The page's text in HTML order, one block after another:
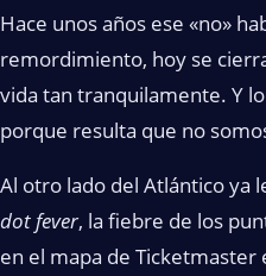
Hace unos años ese «no»
remordimiento, hoy se
vida tan tranquilamente. Y
porque resulta que no
Al otro lado del Atlántico ya
dot fever, la fiebre de los
en el mapa de Ticketmaster